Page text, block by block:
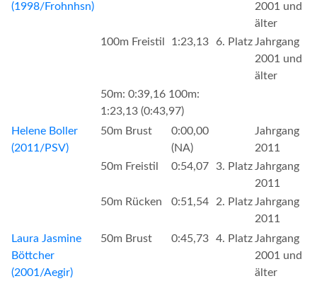
(1998/Frohnhsn)
2001 und
älter
100m Freistil
1:23,13 6. PlatzJahrgang
2001 und
älter
50m: 0:39,16 100m:
1:23,13 (0:43,97)
Helene Boller
(2011/PSV)
50m Brust
0:00,00
(NA)
Jahrgang
2011
50m Freistil
0:54,07 3. PlatzJahrgang
2011
50m Rücken
0:51,54 2. PlatzJahrgang
2011
Laura Jasmine
Böttcher
(2001/Aegir)
50m Brust 0:45,73 4. PlatzJahrgang
2001 und
älter